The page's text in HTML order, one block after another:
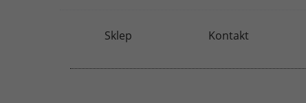
Sklep Kontakt